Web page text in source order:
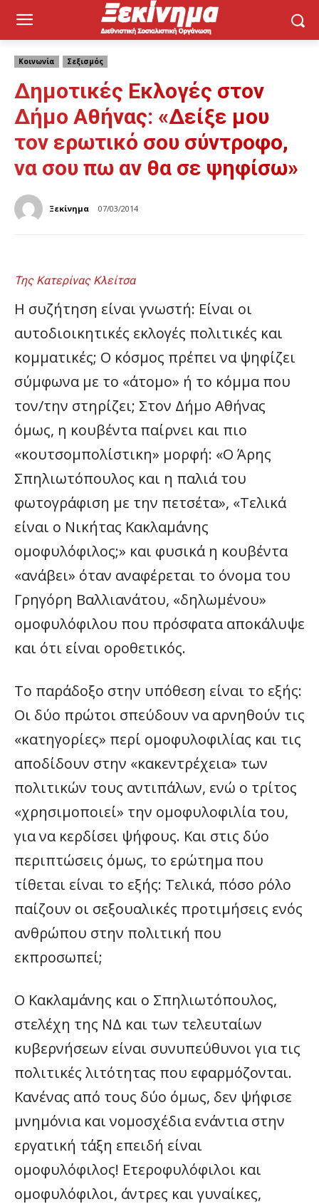
Κοινωνία Σεξισμός
Δημοτικές Εκλογές στον
Δήμο Αθήνας: «Δείξε μου
τον ερωτικό σου σύντροφο,
να σου πω αν θα σε ψηφίσω»
Ξεκίνημα 07/03/2014
Της Κατερίνας Κλείτσα
Η συζήτηση είναι γνωστή: Είναι οι
αυτοδιοικητικές εκλογές πολιτικές και
κομματικές; Ο κόσμος πρέπει να ψηφίζει
σύμφωνα με το «άτομο» ή το κόμμα που
τον/την στηρίζει; Στον Δήμο Αθήνας
όμως, η κουβέντα παίρνει και πιο
«κουτσομπολίστικη» μορφή: «Ο Άρης
Σπηλιωτόπουλος και η παλιά του
φωτογράφιση με την πετσέτα», «Τελικά
είναι ο Νικήτας Κακλαμάνης
ομοφυλόφιλος;» και φυσικά η κουβέντα
«ανάβει» όταν αναφέρεται το όνομα του
Γρηγόρη Βαλλιανάτου, «δηλωμένου»
ομοφυλόφιλου που πρόσφατα αποκάλυψε
και ότι είναι οροθετικός.
Το παράδοξο στην υπόθεση είναι το εξής:
Οι δύο πρώτοι σπεύδουν να αρνηθούν τις
«κατηγορίες» περί ομοφυλοφιλίας και τις
αποδίδουν στην «κακεντρέχεια» των
πολιτικών τους αντιπάλων, ενώ ο τρίτος
«χρησιμοποιεί» την ομοφυλοφιλία του,
για να κερδίσει ψήφους. Και στις δύο
περιπτώσεις όμως, το ερώτημα που
τίθεται είναι το εξής: Τελικά, πόσο ρόλο
παίζουν οι σεξουαλικές προτιμήσεις ενός
ανθρώπου στην πολιτική που
εκπροσωπεί;
Ο Κακλαμάνης και ο Σπηλιωτόπουλος,
στελέχη της ΝΔ και των τελευταίων
κυβερνήσεων είναι συνυπεύθυνοι για τις
πολιτικές λιτότητας που εφαρμόζονται.
Κανένας από τους δύο όμως, δεν ψήφισε
μνημόνια και νομοσχέδια ενάντια στην
εργατική τάξη επειδή είναι
ομοφυλόφιλος! Ετεροφυλόφιλοι και
ομοφυλόφιλοι, άντρες και γυναίκες,